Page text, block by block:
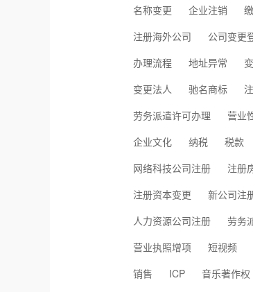
名称变更
企业注销
注册海外公司
公司变更
办理流程
地址异常
变更法人
驰名商标
劳务派遣许可办理
营业
企业文化
纳税 税款
网络科技公司注册
注册
注册资本变更
新公司注
人力资源公司注册
劳务
营业执照增项
短视频
销售
ICP 音乐著作权